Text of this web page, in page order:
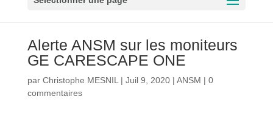
Alerte ANSM sur les moniteurs
GE CARESCAPE ONE
par Christophe MESNIL | Juil 9, 2020| ANSM | 0
commentaires